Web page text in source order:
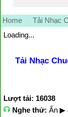
Home
Tải Nhạc
Loading...
Tải Nhạc
Lượt tải: 16038
Nghe thử: Ấn ▶